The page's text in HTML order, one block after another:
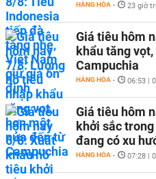
HÀNG HÓA - 23 giờ
Giá tiêu hôm
khẩu tăng
Campuchia
HÀNG HÓA - 06:53 |
Giá tiêu hôm
khởi sắc
đang có xu
HÀNG HÓA - 07:28 |